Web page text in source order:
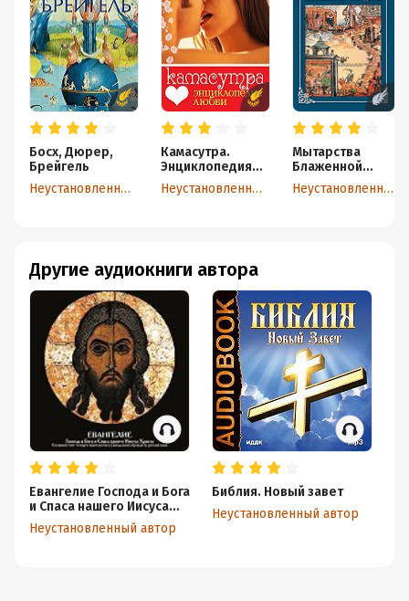
Босх, Дюрер,
Брейгель
Неустановленный автор
Камасутра.
Энциклопедия
любви
Неустановленный автор
Мытарства
Блаженной
Феодоры
Неустановленный автор
Другие аудиокниги автора
Евангелие Господа и Бога
и Спаса нашего Иисуса
Христа
Неустановленный автор
Библия. Новый завет
Неустановленный автор